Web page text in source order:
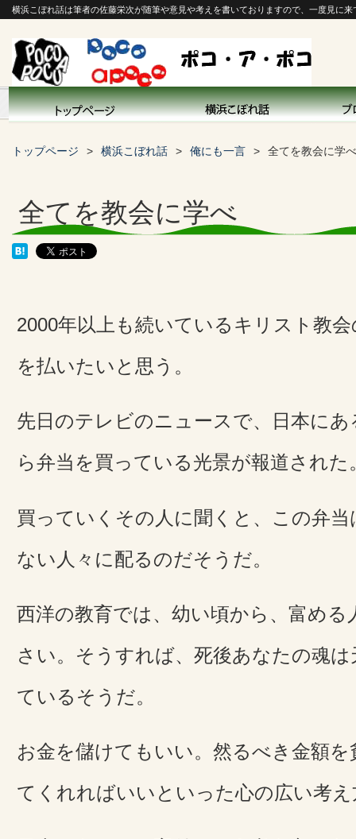
横浜こぼれ話は筆者の佐藤栄次が随筆や意見や考えを書いておりますので、一度見に来
トップページ 横浜こぼれ話 俺にも一言 全てを教会に学べ
全てを教会に学べ
2000年以上も続いているキリスト教
を払いたいと思う。
先日のテレビのニュースで、日本に
ら弁当を買っている光景が報道された
買っていくその人に聞くと、この弁
ない人々に配るのだそうだ。
西洋の教育では、幼い頃から、富める
さい。そうすれば、死後あなたの魂
ているそうだ。
お金を儲けてもいい。然るべき金額
てくれればいいといった心の広い考